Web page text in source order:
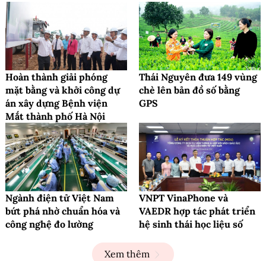
Hoàn thành giải phóng
mặt bằng và khởi công dự
án xây dựng Bệnh viện
Mắt thành phố Hà Nội
Thái Nguyên đưa 149 vùng
chè lên bản đồ số bằng
GPS
Ngành điện tử Việt Nam
bứt phá nhờ chuẩn hóa và
công nghệ đo lường
VNPT VinaPhone và
VAEDR hợp tác phát triển
hệ sinh thái học liệu số
Xem thêm